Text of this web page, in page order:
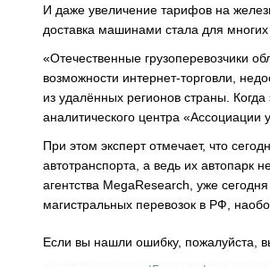
И даже увеличение тарифов на
доставка машинами стала для многих
«Отечественные грузоперевозчики
возможности интернет-торговли,
из удалённых регионов страны.
аналитического центра «Ассоциации
При этом эксперт отмечает, что
автотранспорта, а ведь их автопарк
агентства MegaResearch, уже
магистральных перевозок в РФ,
Если вы нашли ошибку, пожалуйста,